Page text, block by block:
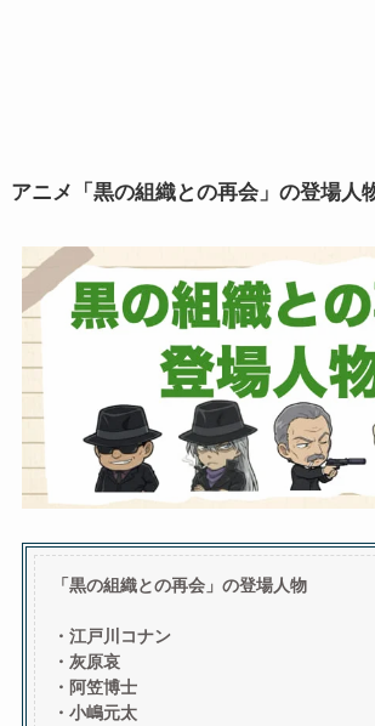
アニメ「黒の組織との再会」の登場人
「黒の組織との再会」の登場人物
・江戸川コナン
・灰原哀
・阿笠博士
・小嶋元太